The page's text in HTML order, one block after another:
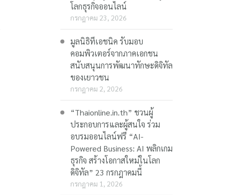
โลกธุรกิจออนไลน์
กรกฎาคม 23, 2026
มูลนิธิทีเอชนิค รับมอบ
คอมพิวเตอร์จากภาคเอกชน
สนับสนุนการพัฒนาทักษะดิจิทัล
ของเยาวชน
กรกฎาคม 2, 2026
“Thaionline.in.th” ชวนผู้
ประกอบการและผู้สนใจ ร่วม
อบรมออนไลน์ฟรี “AI-
Powered Business: AI พลิกเกม
ธุรกิจ สร้างโอกาสใหม่ในโลก
ดิจิทัล” 23 กรกฎาคมนี้
กรกฎาคม 1, 2026